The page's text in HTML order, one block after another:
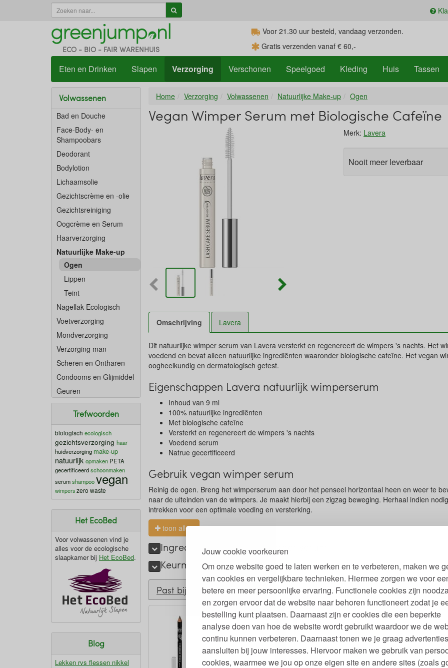
Jouw cookie voorkeuren
Om onze website goed te laten werken en te verbeteren, maken we
van cookies en vergelijkbare technieken. Hiermee zorgen we voor
betere en meer persoonlijke ervaring. Functionele cookies zijn
en zorgen ervoor dat de website naar behoren functioneert zodat je
bestelling kunt plaatsen. Daarnaast zijn er cookies die een beperkte
analyse doen van hoe de website wordt gebruikt waardoor we de
continu kunnen verbeteren. Daarnaast tonen we je graag
aansluiten bij jouw interesses. Hiervoor maken we gebruik van
cookies, waarmee we jou op onze eigen site en andere sites (zoals
ECO - BIO - FAIR WARENHUIS
Voor 21.30 uur besteld, vandaag verzonden.
Gratis verzenden vanaf € 60,-
Eten en Drinken Slapen Verzorging Verschonen Speelgoed Kleding Huis Tassen
Volwassenen
Bad en Douche
Face-Body- en
Shampoobars
Deodorant
Bodylotion
Lichaamsolie
Gezichtscrème en -olie
Gezichtsreiniging
Oogcrème en Serum
Haarverzorging
Natuurlijke Make-up
Ogen
Lippen
Teint
Nagellak Ecologisch
Voetverzorging
Mondverzorging
Verzorging man
Scheren en Ontharen
Condooms en Glijmiddel
Geuren
Trefwoorden
biologisch ecologisch
gezichtsverzorging haar
huidverzorging make-up
natuurlijk opmaken PETA
gecertificeerdschoonmaken
serumshampoovegan
wimpers zero waste
Het EcoBed
Voor volwassenen vind je
alles voor de ecologische
slaapkamer bij Het EcoBed.
Blog
Lekken rvs flessen nikkel
Home Verzorging Volwassenen Natuurlijke Make-up Ogen
Vegan Wimper Serum met Biologische Cafeïne
Merk: Lavera
Nooit meer leverbaar
Omschrijving Lavera
Dit natuurlijke wimper serum van Lavera versterkt en regenereert de wimpers 's nachts. Het
voedend en bevat alleen natuurlijke ingrediënten waaronder biologische cafeïne. Het vegan
oogheelkundig en dermatologisch getest.
Eigenschappen Lavera natuurlijk wimperserum
Inhoud van 9 ml
100% natuurlijke ingrediënten
Met biologische cafeïne
Versterkt en regenereert de wimpers 's nachts
Voedend serum
Natrue gecertificeerd
Gebruik vegan wimper serum
Reinig de ogen. Breng het wimperserum aan door het penseel horizontaal heen en weer te
naar de uiteinden van de wimpers. Je maakt hierbij een zigzag beweging. Herhaal indien
intrekken voor een optimale voeding en versterking.
toon alles
Ingrediënten voedend wimper serum
Keurmerken en labels versterkend wimperserum
Past bij